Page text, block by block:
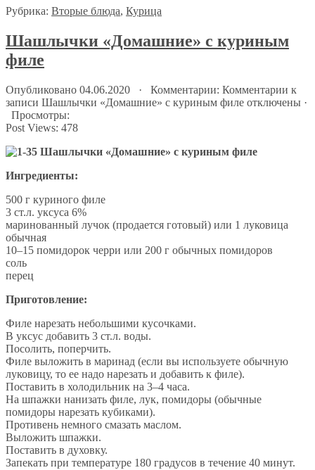
Рубрика: Вторые блюда, Курица
Шашлычки «Домашние» с куриным
филе
Опубликовано 04.06.2020 · Комментарии: Комментарии к
записи Шашлычки «Домашние» с куриным филе отключены ·
Просмотры:
Post Views: 478
Ингредиенты:
500 г куриного филе
3 ст.л. уксуса 6%
маринованный лучок (продается готовый) или 1 луковица
обычная
10–15 помидорок черри или 200 г обычных помидоров
соль
перец
Приготовление:
Филе нарезать небольшими кусочками.
В уксус добавить 3 ст.л. воды.
Посолить, поперчить.
Филе выложить в маринад (если вы используете обычную
луковицу, то ее надо нарезать и добавить к филе).
Поставить в холодильник на 3–4 часа.
На шпажки нанизать филе, лук, помидоры (обычные
помидоры нарезать кубиками).
Противень немного смазать маслом.
Выложить шпажки.
Поставить в духовку.
Запекать при температуре 180 градусов в течение 40 минут.